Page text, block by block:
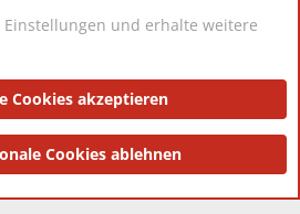
Impressum
® © 2010-2025 XenForo Ltd.
und erhalte weitere
Cookies akzeptieren
Cookies ablehnen